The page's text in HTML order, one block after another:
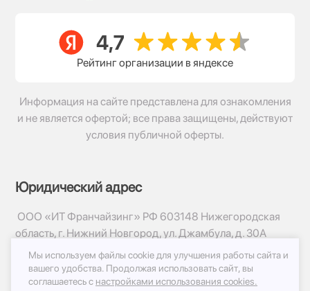
Рейтинг организации в яндексе
Информация на сайте представлена для ознакомления
и не является офертой; все права защищены, действуют
условия публичной оферты.
Юридический адрес
ООО «ИТ Франчайзинг» РФ 603148 Нижегородская
область, г. Нижний Новгород, ул. Джамбула, д. 30А
© 2017-2026г, База Цветов 24.ру
Политика конфиденциальности
Мы используем файлы cookie для улучшения работы сайта и
вашего удобства. Продолжая использовать сайт, вы
соглашаетесь с настройками использования cookies.